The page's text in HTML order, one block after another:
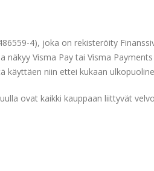
4), joka on rekisteröity
Visma Pay tai Visma
niin ettei kukaan
ovat kaikki kauppaan liittyvät